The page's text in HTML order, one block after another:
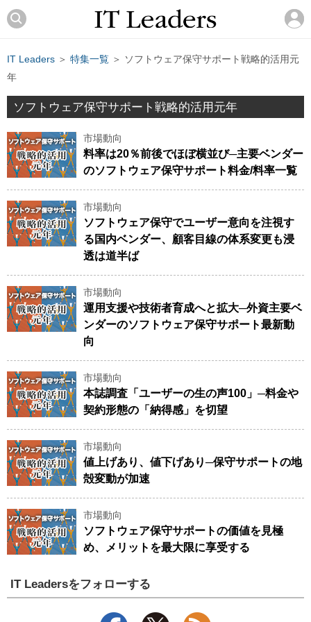
IT Leaders ＞ 特集一覧 ＞ ソフトウェア保守サポート戦略的活用元
年
ソフトウェア保守サポート戦略的活用元年
市場動向
料率は20％前後でほぼ横並び─主要ベンダー
のソフトウェア保守サポート料金/料率一覧
市場動向
ソフトウェア保守でユーザー意向を注視す
る国内ベンダー、顧客目線の体系変更も浸
透は道半ば
市場動向
運用支援や技術者育成へと拡大─外資主要ベ
ンダーのソフトウェア保守サポート最新動
向
市場動向
本誌調査「ユーザーの生の声100」─料金や
契約形態の「納得感」を切望
市場動向
値上げあり、値下げあり─保守サポートの地
殻変動が加速
市場動向
ソフトウェア保守サポートの価値を見極
め、メリットを最大限に享受する
IT Leadersをフォローする